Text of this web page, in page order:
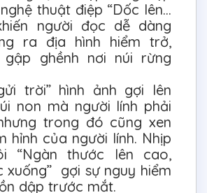
thuật điệp “Dốc lên...
người đọc dễ dàng
ra địa hình hiểm trở,
gập ghềnh nơi núi rừng
trời” hình ảnh gợi lên
non mà người lính phải
trong đó cũng xen
hỉnh của người lính. Nhịp
“Ngàn thước lên cao,
xuống” gợi sự nguy hiểm
dập trước mắt.